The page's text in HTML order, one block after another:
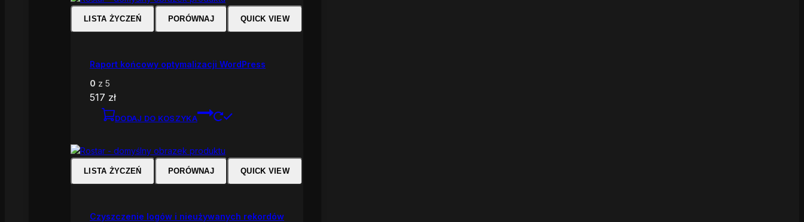
LISTA ŻYCZEŃ PORÓWNAJ QUICK VIEW
Raport końcowy optymalizacji WordPress
0 z 5
517 zł
DODAJ DO KOSZYKA
LISTA ŻYCZEŃ PORÓWNAJ QUICK VIEW
Czyszczenie logów i nieużywanych rekordów